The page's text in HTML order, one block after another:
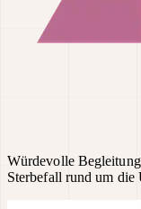
Würdevolle
Sterbefall rund um die